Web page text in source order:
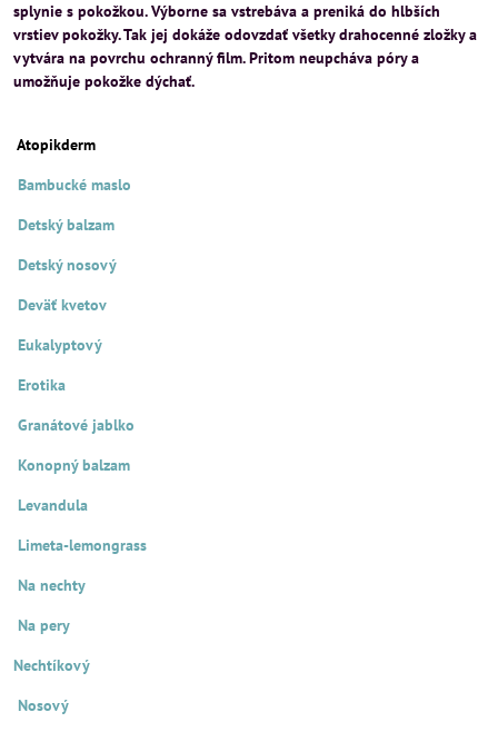
splynie s pokožkou. Výborne sa vstrebáva a preniká do hlbších
vrstiev pokožky. Tak jej dokáže odovzdať všetky drahocenné zložky a
vytvára na povrchu ochranný film. Pritom neupcháva póry a
umožňuje pokožke dýchať.
Atopikderm
Bambucké maslo
Detský balzam
Detský nosový
Deväť kvetov
Eukalyptový
Erotika
Granátové jablko
Konopný balzam
Levandula
Limeta-lemongrass
Na nechty
Na pery
Nechtíkový
Nosový